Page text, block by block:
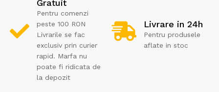
Gratuit
Pentru comenzi
peste 100 RON
Livrarile se fac
exclusiv prin curier
rapid. Marfa nu
poate fi ridicata de
la depozit
Livrare in 24h
Pentru produsele
aflate in stoc